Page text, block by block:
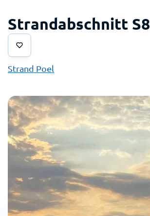
Strandabschnitt S8
Strand Poel